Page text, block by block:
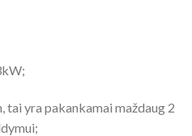
tai yra pakankamai maždaug 2